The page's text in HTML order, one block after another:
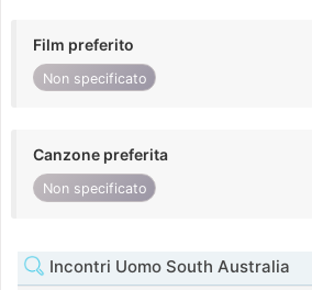
Film preferito
Non specificato
Canzone preferita
Non specificato
Incontri Uomo South Australia